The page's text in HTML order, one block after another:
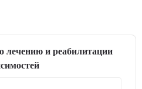
лечению и реабилитации